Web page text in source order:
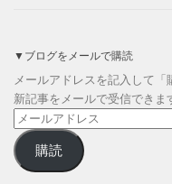
▼ブログをメールで購読
メールアドレスを記入して
新記事をメールで受信できま
メ
ー
ル
ア
購読